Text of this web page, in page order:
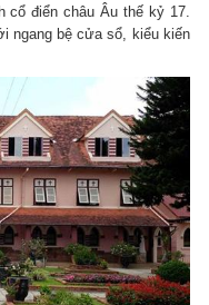
điển châu Âu thế kỷ 17.
ngang bệ cửa sổ, kiểu kiến